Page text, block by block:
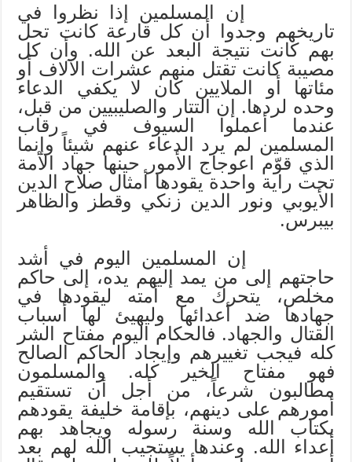
إن المسلمين إذا نظروا في
تاريخهم وجدوا أن كل قارعة كانت تحل
بهم كانت نتيجة البعد عن الله. وأن كل
مصيبة كانت تقتل منهم عشرات الآلاف أو
مئاتها أو الملايين كان لا يكفي الدعاء
وحده لردها. إن التتار والصليبيين من قبل،
عندما أعملوا السيوف في رقاب
المسلمين لم يرد الدعاء عنهم شيئاً وإنما
الذي قوّم اعوجاج الأمور حينها جهاد الأمة
تحت راية واحدة يقودها أمثال صلاح الدين
الأيوبي ونور الدين زنكي وقطز والظاهر
بيبرس.
إن المسلمين اليوم في أشد
حاجتهم إلى من يمد إليهم يده، إلى حاكم
مخلص، يتحرك مع أمته ليقودها في
جهادها ضد أعدائها وليهيئ لها أسباب
القتال والجهاد. فالحكام اليوم مفتاح الشر
كله فيجب تغييرهم وإيجاد الحاكم الصالح
فهو مفتاح الخير كله. والمسلمون
مطالبون شرعاً، من أجل أن تستقيم
أمورهم على دينهم، بإقامة خليفة يقودهم
بكتاب الله وسنة رسوله ويجاهد بهم
أعداء الله. وعندها يستجيب الله لهم بعد